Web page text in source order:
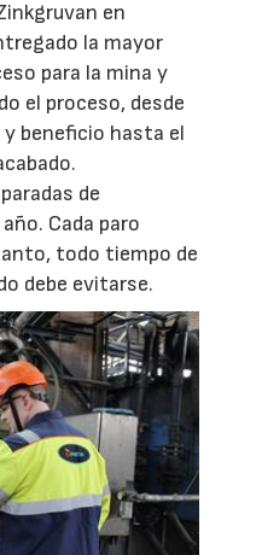
en
la mayor
para la mina y
el proceso, desde
beneficio hasta el
de
Cada paro
todo tiempo de
debe evitarse.